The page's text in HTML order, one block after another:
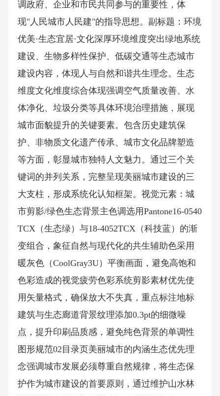
调政府、企业和市民共同参与的重要性，体
现"人民城市人民建"的指导思想。副标题：环境
优美·生态宜居·文化深厚环境维度突出绿地系统
建设、生物多样性保护、低碳交通等生态城市
建设内容，体现人与自然和谐共生理念。生态
维度文化维度综合体现强调空气质量改善、水
体净化、垃圾分类等具体环境治理措施，展现
城市面貌提升的关键要素。包含历史建筑保
护、非物质文化遗产传承、城市文化品牌塑造
等方面，彰显城市独特人文魅力。通过三个关
键词的并列关系，完整呈现美丽城市建设的三
大支柱，形成系统化认知框架。视觉元素：城
市剪影/绿色生态背景主色调选用Pantone16-0540
TCX（生态绿）与18-4052TCX（科技蓝）的渐
变组合，象征自然与现代化的共生辅助色采用
暖灰色（CoolGray3U）平衡画面，避免高饱和
色彩造成的视觉疲劳色彩系统剪影素材优先使
用矢量格式，确保放大不失真，重点标注地标
建筑与生态廊道背景纹理添加0.3pt的细微噪
点，提升印刷品质感，避免纯色背景的单调性
图形规范02目录页美丽城市的内涵生态优先理
念强调城市发展必须尊重自然规律，将生态保
护作为城市建设的首要原则，通过维护山水林